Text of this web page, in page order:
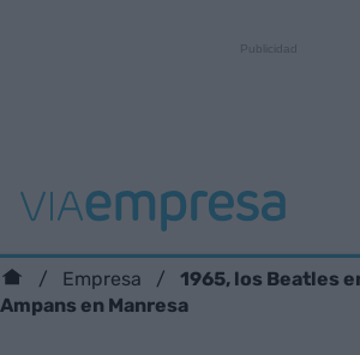
Empresa
1965, los Beatles
Ampans en Manresa